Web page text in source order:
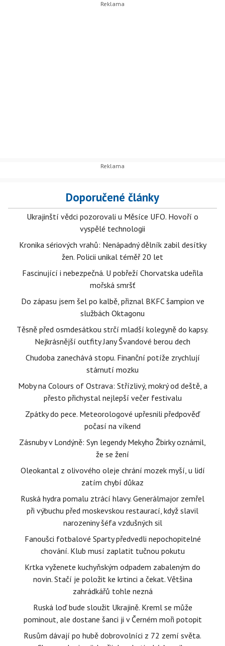
Doporučené články
Ukrajinští vědci pozorovali u Měsíce UFO. Hovoří o
vyspělé technologii
Kronika sériových vrahů: Nenápadný dělník zabil desítky
žen. Policii unikal téměř 20 let
Fascinující i nebezpečná. U pobřeží Chorvatska udeřila
mořská smršť
Do zápasu jsem šel po kalbě, přiznal BKFC šampion ve
službách Oktagonu
Těsně před osmdesátkou strčí mladší kolegyně do kapsy.
Nejkrásnější outfity Jany Švandové berou dech
Chudoba zanechává stopu. Finanční potíže zrychlují
stárnutí mozku
Moby na Colours of Ostrava: Střízlivý, mokrý od deště, a
přesto přichystal nejlepší večer festivalu
Zpátky do pece. Meteorologové upřesnili předpověď
počasí na víkend
Zásnuby v Londýně: Syn legendy Mekyho Žbirky oznámil,
že se žení
Oleokantal z olivového oleje chrání mozek myší, u lidí
zatím chybí důkaz
Ruská hydra pomalu ztrácí hlavy. Generálmajor zemřel
při výbuchu před moskevskou restaurací, když slavil
narozeniny šéfa vzdušných sil
Fanoušci fotbalové Sparty předvedli nepochopitelné
chování. Klub musí zaplatit tučnou pokutu
Krtka vyženete kuchyňským odpadem zabaleným do
novin. Stačí je položit ke krtinci a čekat. Většina
zahrádkářů tohle nezná
Ruská loď bude sloužit Ukrajině. Kreml se může
pominout, ale dostane šanci ji v Černém moři potopit
Rusům dávají po hubě dobrovolníci z 72 zemí světa.